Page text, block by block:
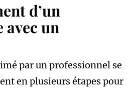
d’un
avec un
par un professionnel se
en plusieurs étapes pour